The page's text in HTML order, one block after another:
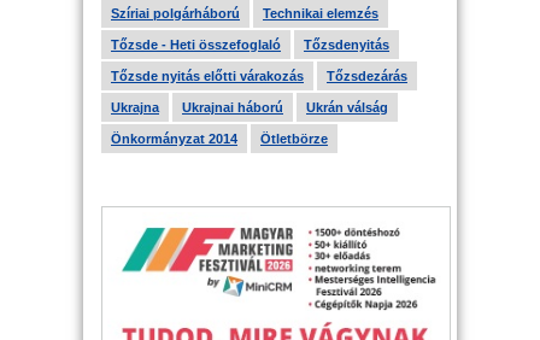
Szíriai polgárháború Technikai elemzés
Tőzsde - Heti összefoglaló Tőzsdenyitás
Tőzsde nyitás előtti várakozás Tőzsdezárás
Ukrajna Ukrajnai háború Ukrán válság
Önkormányzat 2014 Ötletbörze